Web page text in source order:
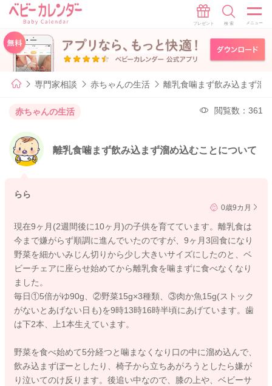
専門家相談 赤ちゃんの生活 離乳食噛まず飲み込まず溜
赤ちゃんの生活 閲覧数：361
離乳食噛まず飲み込まず溜め込むことについて
らら
0歳9カ月
現在9ヶ月(2週間後に10ヶ月)の子供を育てています。離乳食は
今まで嫌がらず順調に進んでいたのですが、9ヶ月3回食になり
野菜を細かいみじん切りから少し大きいサイズにしたのと、ベ
ビーチェアに座らせ始めてから離乳食を噛まずに食べなくなり
ました。
毎日①5倍がゆ90g、②野菜15g×3種類、③肉か魚15g(ストック
がないとあげない日も)を9時13時16時半頃にあげています。歯
は下2本、上1本生えています。
野菜を食べ始めて5分経つと噛まなくなり口の中に溜め込んで、
飲み込まずぼーとしたり、椅子から立ちあがろうとしたら嫌が
り泣いてのけ反ります。後追い中なので、膝の上や、ベビーサ